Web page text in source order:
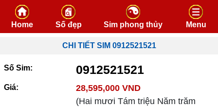
Skip to content
Home Số đẹp Sim phong thủy Menu
CHI TIẾT SIM 0912521521
Số Sim: 0912521521
Giá:
28,595,000 VND
(Hai mươi Tám triệu Năm trăm